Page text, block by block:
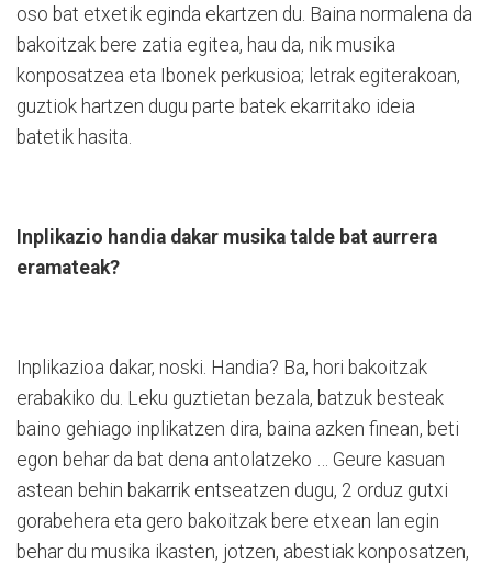
oso bat etxetik eginda ekartzen du. Baina normalena da
bakoitzak bere zatia egitea, hau da, nik musika
konposatzea eta Ibonek perkusioa; letrak egiterakoan,
guztiok hartzen dugu parte batek ekarritako ideia
batetik hasita.
Inplikazio handia dakar musika talde bat aurrera
eramateak?
Inplikazioa dakar, noski. Handia? Ba, hori bakoitzak
erabakiko du. Leku guztietan bezala, batzuk besteak
baino gehiago inplikatzen dira, baina azken finean, beti
egon behar da bat dena antolatzeko … Geure kasuan
astean behin bakarrik entseatzen dugu, 2 orduz gutxi
gorabehera eta gero bakoitzak bere etxean lan egin
behar du musika ikasten, jotzen, abestiak konposatzen,